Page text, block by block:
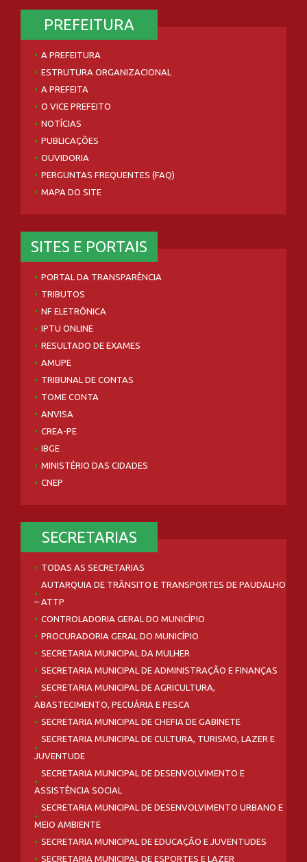
PREFEITURA
A PREFEITURA
ESTRUTURA ORGANIZACIONAL
A PREFEITA
O VICE PREFEITO
NOTÍCIAS
PUBLICAÇÕES
OUVIDORIA
PERGUNTAS FREQUENTES (FAQ)
MAPA DO SITE
SITES E PORTAIS
PORTAL DA TRANSPARÊNCIA
TRIBUTOS
NF ELETRÔNICA
IPTU ONLINE
RESULTADO DE EXAMES
AMUPE
TRIBUNAL DE CONTAS
TOME CONTA
ANVISA
CREA-PE
IBGE
MINISTÉRIO DAS CIDADES
CNEP
SECRETARIAS
TODAS AS SECRETARIAS
AUTARQUIA DE TRÂNSITO E TRANSPORTES DE PAUDALHO
– ATTP
CONTROLADORIA GERAL DO MUNICÍPIO
PROCURADORIA GERAL DO MUNICÍPIO
SECRETARIA MUNICIPAL DA MULHER
SECRETARIA MUNICIPAL DE ADMINISTRAÇÃO E FINANÇAS
SECRETARIA MUNICIPAL DE AGRICULTURA,
ABASTECIMENTO, PECUÁRIA E PESCA
SECRETARIA MUNICIPAL DE CHEFIA DE GABINETE
SECRETARIA MUNICIPAL DE CULTURA, TURISMO, LAZER E
JUVENTUDE
SECRETARIA MUNICIPAL DE DESENVOLVIMENTO E
ASSISTÊNCIA SOCIAL
SECRETARIA MUNICIPAL DE DESENVOLVIMENTO URBANO E
MEIO AMBIENTE
SECRETARIA MUNICIPAL DE EDUCAÇÃO E JUVENTUDES
SECRETARIA MUNICIPAL DE ESPORTES E LAZER